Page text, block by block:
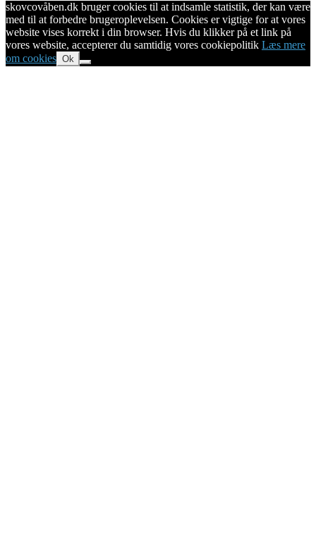
skovcovåben.dk bruger cookies til at indsamle statistik, der kan være
med til at forbedre brugeroplevelsen. Cookies er vigtige for at vores
website vises korrekt i din browser. Hvis du klikker på et link på
vores website, accepterer du samtidig vores cookiepolitik Læs mere
om cookies Ok